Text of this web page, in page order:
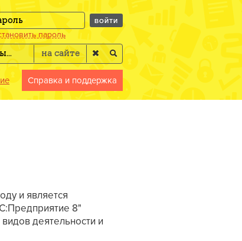
пароль
ВОЙТИ
Справка и поддержка
и является
8"
деятельности и